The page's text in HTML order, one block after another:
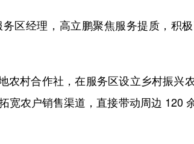
经理，高立鹏聚焦服务提质，积
村合作社，在服务区设立乡村振兴
农户销售渠道，直接带动周边 120